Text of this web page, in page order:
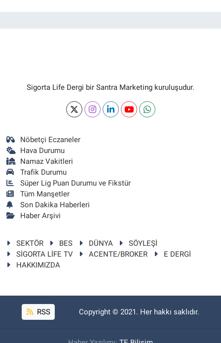
Sigorta Life Dergi bir Santra Marketing kuruluşudur.
Nöbetçi Eczaneler
Hava Durumu
Namaz Vakitleri
Trafik Durumu
Süper Lig Puan Durumu ve Fikstür
Tüm Manşetler
Son Dakika Haberleri
Haber Arşivi
SEKTÖR BES DÜNYA
SÖYLEŞİ
SİGORTA LİFE TV
ACENTE/BROKER
E DERGİ
HAKKIMIZDA
RSS Copyright © 2021. Her hakkı saklıdır.